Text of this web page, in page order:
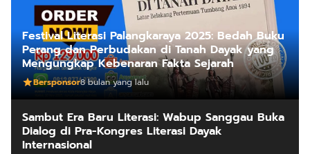
Festival Literasi Palangkaraya 2025: Bedah Buku
Perang dan Perbudakan di Tanah Dayak yang
Mengungkap Kebenaran Fakta Sejarah
Bersponsor8 bulan yang lalu
Sambut Era Baru Literasi: Wabup Sanggau Buka
Dialog di Pra-Kongres Literasi Dayak
Internasional